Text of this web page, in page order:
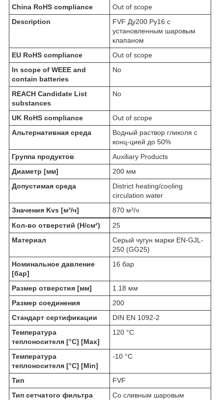
China RoHS compliance
Out of scope
Description
FVF Ду200 Ру16 с
установленным шаровым
клапаном
EU RoHS compliance
Out of scope
In scope of WEEE and
contain batteries
No
REACH Candidate List
substances
No
UK RoHS compliance
Out of scope
Альтернативная среда
Водный раствор гликоля с
конц-цией до 50%
Группа продуктов
Auxiliary Products
Диаметр [мм]
200 мм
Допустимая среда
District heating/cooling
circulation water
Значения Kvs [м³/ч]
870 м³/ч
Кол-во отверстий (Н/см²)
25
Материал
Серый чугун марки EN-GJL-
250 (GG25)
Номинальное давление
[бар]
16 бар
Размер отверстия [мм]
1.18 мм
Размер соединения
200
Стандарт сертификации
DIN EN 1092-2
Температура
теплоносителя [°C] [Max]
120 °C
Температура
теплоносителя [°C] [Min]
-10 °C
Тип
FVF
Тип сетчатого фильтра
Со сливным шаровым